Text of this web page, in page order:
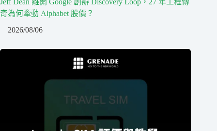
Jeff Dean 離開 Google 創辦 Discovery Loop，27 年工程傳
奇為何牽動 Alphabet 股價？
2026/08/06